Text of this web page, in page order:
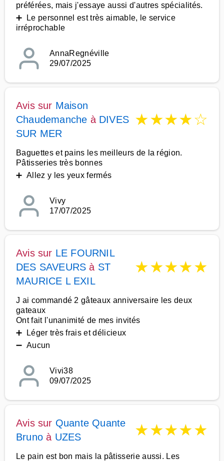
préférées, mais j'essaye aussi d'autres spécialités.
➕ Le personnel est très aimable, le service
irréprochable
AnnaRegnéville
29/07/2025
Avis sur Maison
Chaudemanche à DIVES
SUR MER
★★★★☆
Baguettes et pains les meilleurs de la région.
Pâtisseries très bonnes
➕ Allez y les yeux fermés
Vivy
17/07/2025
Avis sur LE FOURNIL
DES SAVEURS à ST
MAURICE L EXIL
★★★★★
J ai commandé 2 gâteaux anniversaire les deux
gateaux
Ont fait l'unanimité de mes invités
➕ Léger très frais et délicieux
➖ Aucun
Vivi38
09/07/2025
Avis sur Quante Quante
Bruno à UZES ★★★★★
Le pain est bon mais la pâtisserie aussi. Les